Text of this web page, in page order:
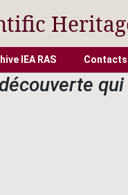
IEA RAS Contacts